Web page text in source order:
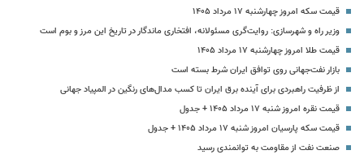
قیمت سکه امروز چهارشنبه ۱۷ مرداد ۱۴۰۵
وزیر راه و شهرسازی: روایت‌گری مسئولانه، افتخاری ماندگار در تاریخ این مرز و بوم است
قیمت طلا امروز چهارشنبه ۱۷ مرداد ۱۴۰۵
بازار نفت‌جهانی روی توافق ایران شرط بسته است
از ظرفیت راهبردی برای آینده برق ایران تا کسب مدال‌های رنگین در المپیاد جهانی
قیمت نقره امروز شنبه ۱۷ مرداد ۱۴۰۵ + جدول
قیمت سکه پارسیان امروز شنبه ۱۷ مرداد ۱۴۰۵ + جدول
صنعت نفت از مقاومت به توانمندی رسید